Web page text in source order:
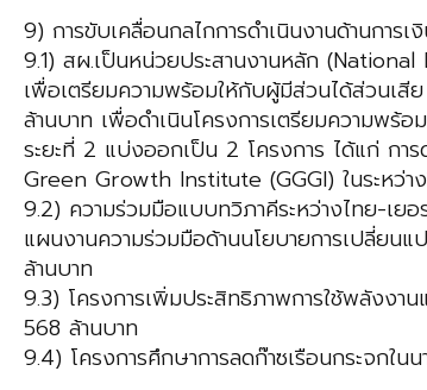
9) การขับเคลื่อนกลไกการดำเนินงานด้านการเ
9.1) สผ.เป็นหน่วยประสานงานหลัก
เพื่อเตรียมความพร้อมให้กับผู้มีส่วนได้ส่วนเสี
ล้านบาท เพื่อดำเนินโครงการเตรียมความพร้
ระยะที่ 2 แบ่งออกเป็น 2 โครงการ ได้แก่ กา
Green Growth Institute (GGGI) ในระหว่
9.2) ความร่วมมือแบบทวิภาคีระหว่างไทย-เ
แผนงานความร่วมมือด้านนโยบายการเปลี่ย
ล้านบาท
9.3) โครงการเพิ่มประสิทธิภาพการใช้พลังงา
568 ล้านบาท
9.4) โครงการศึกษาการลดก๊าซเรือนกระจกใ